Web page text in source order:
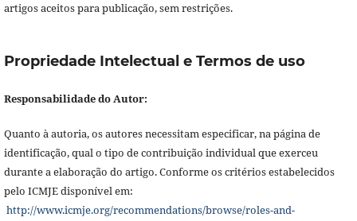
artigos aceitos para publicação, sem restrições.
Propriedade Intelectual e Termos de uso
Responsabilidade do Autor:
Quanto à autoria, os autores necessitam especificar, na página de
identificação, qual o tipo de contribuição individual que exerceu
durante a elaboração do artigo. Conforme os critérios estabelecidos
pelo ICMJE disponível em:
http://www.icmje.org/recommendations/browse/roles-and-